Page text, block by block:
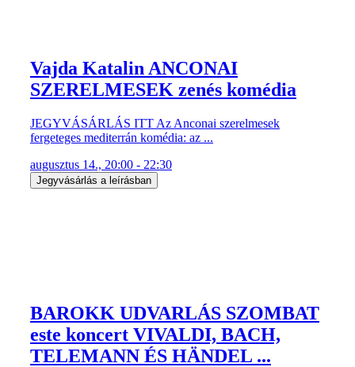
Vajda Katalin ANCONAI
SZERELMESEK zenés komédia
JEGYVÁSÁRLÁS ITT Az Anconai szerelmesek
fergeteges mediterrán komédia: az ...
augusztus 14., 20:00 - 22:30
Jegyvásárlás a leírásban
BAROKK UDVARLÁS SZOMBAT
este koncert VIVALDI, BACH,
TELEMANN ÉS HÄNDEL ...